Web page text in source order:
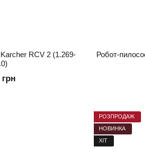
RCV 2 (1.269-
Робот-
РОЗПРОДАЖ
НОВИНКА
ХІТ